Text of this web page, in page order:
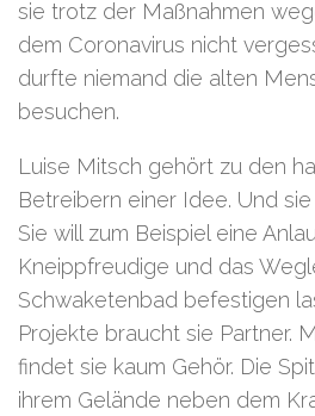
sie trotz der Maßnahmen
dem Coronavirus nicht
durfte niemand die alten
besuchen.
Luise Mitsch gehört zu den
Betreibern einer Idee. Und
Sie will zum Beispiel eine
Kneippfreudige und das
Schwaketenbad befestigen
Projekte braucht sie Partner.
findet sie kaum Gehör. Die
ihrem Gelände neben dem